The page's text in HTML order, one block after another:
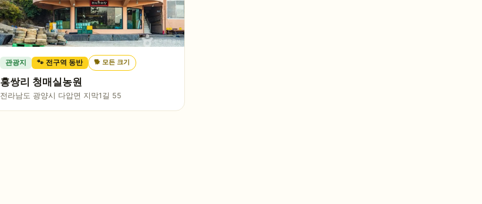
관광지 🐾 전구역 동반 🐕모든 크기
홍쌍리 청매실농원
전라남도 광양시 다압면 지막1길 55